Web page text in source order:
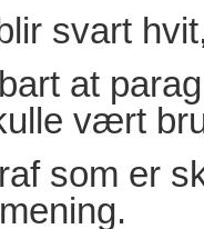
svart
at
vært
som er